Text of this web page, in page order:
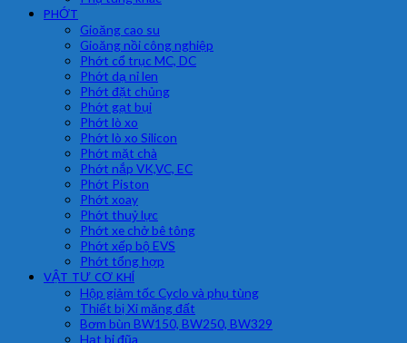
PHỚT
Gioăng cao su
Gioăng nồi công nghiệp
Phớt cổ trục MC, DC
Phớt dạ nỉ len
Phớt đặt chủng
Phớt gạt bụi
Phớt lò xo
Phớt lò xo Silicon
Phớt mặt chà
Phớt nắp VK,VC, EC
Phớt Piston
Phớt xoay
Phớt thuỷ lực
Phớt xe chở bê tông
Phớt xếp bộ EVS
Phớt tổng hợp
VẬT TƯ CƠ KHÍ
Hộp giảm tốc Cyclo và phụ tùng
Thiết bị Xi măng đất
Bơm bùn BW150, BW250, BW329
Hạt bi đũa